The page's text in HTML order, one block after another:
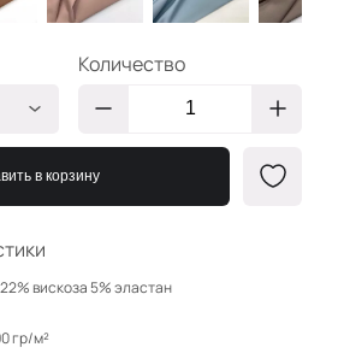
вискоза 5% эластан
гр/м²
ЗГ006
ЗГ023
Количество
в корзину